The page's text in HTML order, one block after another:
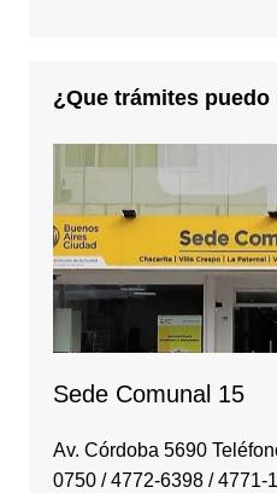
¿Que trámites puedo
Sede Comunal 15
Av. Córdoba 5690
0750 / 4772-6398 / 4771-